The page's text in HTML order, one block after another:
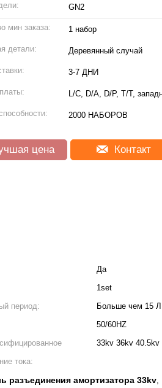
GN2
мин заказа: 1 набор
детали: Деревянный случай
3-7 ДНИ
L/C, D/A, D/P, T/T,
2000 НАБОРОВ
цена Контакт
Да
1set
период:
Больше чем 15
50/60HZ
тока:
33kv 36kv 40.5kv
разъединения амортизатора 33kv,